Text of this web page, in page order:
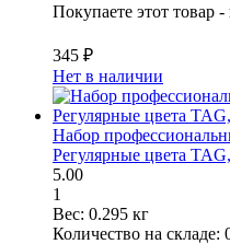
Покупаете этот товар -
345 ₽
Нет в наличии
Набор
Регулярные цвета
5.00
1
Вес: 0.295 кг
Количество на складе: